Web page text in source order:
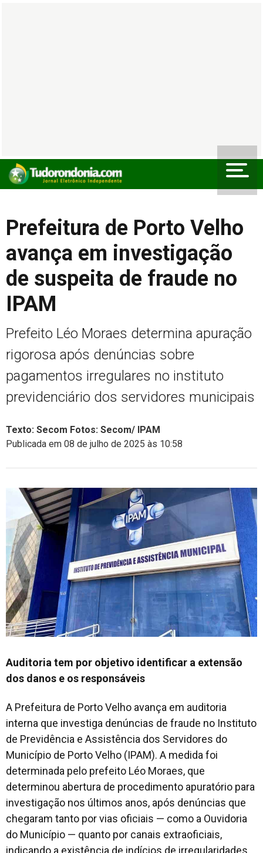
Prefeitura de Porto Velho
avança em investigação
de suspeita de fraude no
IPAM
Prefeito Léo Moraes determina apuração
rigorosa após denúncias sobre
pagamentos irregulares no instituto
previdenciário dos servidores municipais
Texto: Secom Fotos: Secom/ IPAM
Publicada em 08 de julho de 2025 às 10:58
Auditoria tem por objetivo identificar a extensão
dos danos e os responsáveis
A Prefeitura de Porto Velho avança em auditoria
interna que investiga denúncias de fraude no Instituto
de Previdência e Assistência dos Servidores do
Município de Porto Velho (IPAM). A medida foi
determinada pelo prefeito Léo Moraes, que
determinou abertura de procedimento apuratório para
investigação nos últimos anos, após denúncias que
chegaram tanto por vias oficiais — como a Ouvidoria
do Município — quanto por canais extraoficiais,
indicando a existência de indícios de irregularidades